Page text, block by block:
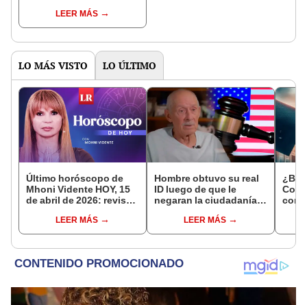
Harris por elecciones en
USA
LEER MÁS
LO MÁS VISTO LO ÚLTIMO
Último horóscopo de
Mhoni Vidente HOY, 15
de abril de 2026: revisa
signo y entérate si te
espera un día
LEER MÁS
Hombre obtuvo su real
ID luego de que le
negaran la ciudadanía y
en USA: "Estuve aquí 77
años"
LEER MÁS